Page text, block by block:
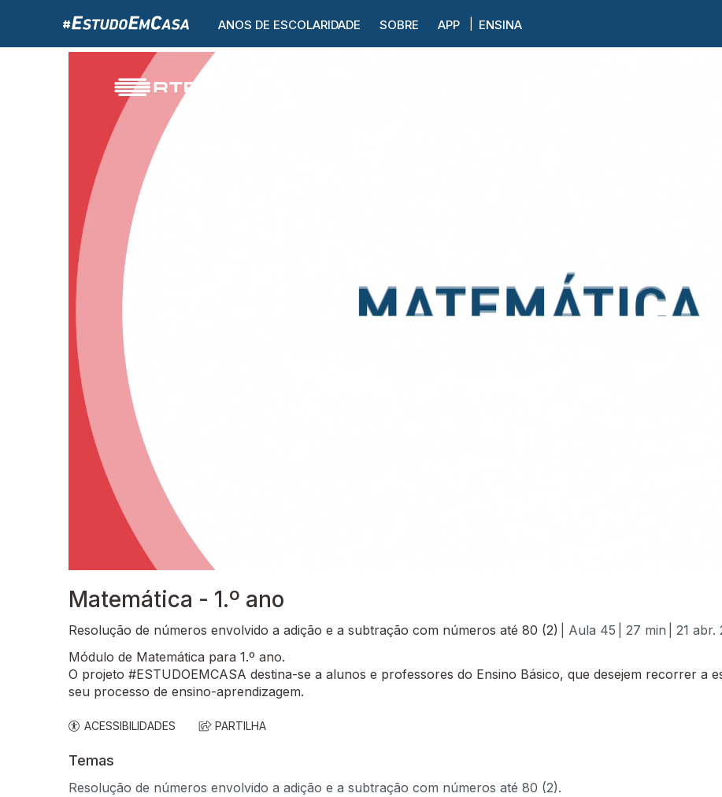
ANOS DE ESCOLARIDADE SOBRE APP ENSINA
Matemática - 1.º ano
Resolução de números envolvido a adição e a subtração com números até 80 (2) | Aula 45 | 27 min | 21 abr.
Módulo de Matemática para 1.º ano.
O projeto #ESTUDOEMCASA destina-se a alunos e professores do Ensino Básico, que desejem recorrer a
seu processo de ensino-aprendizagem.
ACESSIBILIDADES PARTILHA
Temas
Resolução de números envolvido a adição e a subtração com números até 80 (2).